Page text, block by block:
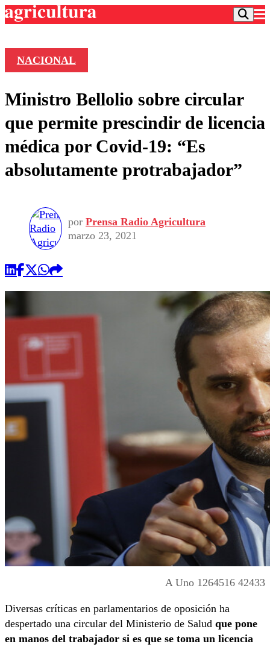
Frecuencias
Agricultura TV
Deportes
Colo Colo
Motor
Torneo Internacional
Torneo Nacional
Universidad Católica
Entretención
Nacional
Vida Social
Programas
Comercial
NACIONAL
Ministro Bellolio sobre circular
que permite prescindir de licencia
médica por Covid-19: “Es
absolutamente protrabajador”
por Prensa Radio Agricultura
marzo 23, 2021
A Uno 1264516 42433
Diversas críticas en parlamentarios de oposición ha
despertado una circular del Ministerio de Salud que pone
en manos del trabajador si es que se toma un licencia